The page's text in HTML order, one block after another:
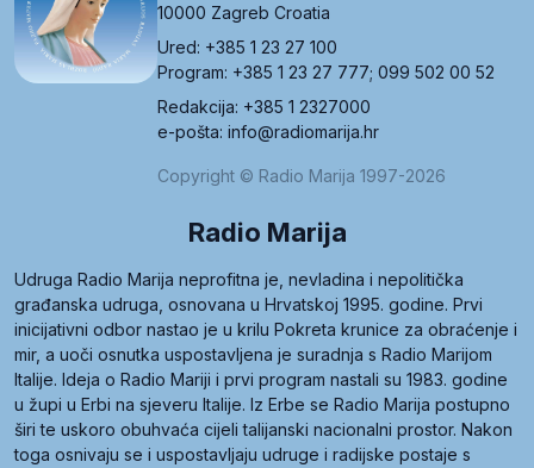
10000 Zagreb Croatia
Ured: +385 1 23 27 100
Program: +385 1 23 27 777; 099 502 00 52
Redakcija: +385 1 2327000
e-pošta: info@radiomarija.hr
Copyright © Radio Marija 1997-2026
Radio Marija
Udruga Radio Marija neprofitna je, nevladina i nepolitička
građanska udruga, osnovana u Hrvatskoj 1995. godine. Prvi
inicijativni odbor nastao je u krilu Pokreta krunice za obraćenje i
mir, a uoči osnutka uspostavljena je suradnja s Radio Marijom
Italije. Ideja o Radio Mariji i prvi program nastali su 1983. godine
u župi u Erbi na sjeveru Italije. Iz Erbe se Radio Marija postupno
širi te uskoro obuhvaća cijeli talijanski nacionalni prostor. Nakon
toga osnivaju se i uspostavljaju udruge i radijske postaje s